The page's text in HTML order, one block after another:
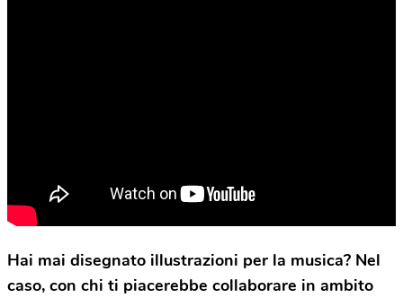
Hai mai disegnato illustrazioni per la musica? Nel
caso, con chi ti piacerebbe collaborare in ambito